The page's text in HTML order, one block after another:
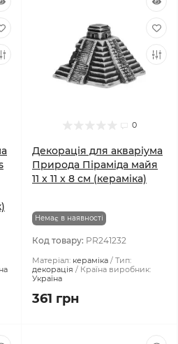
0
Декорація для акваріума
Природа Піраміда майя
11 x 11 x 8 см (кераміка)
Немає в наявності
Код товару: PR241232
Матеріал: кераміка
Тип:
декорація
Країна виробник:
Україна
361 грн